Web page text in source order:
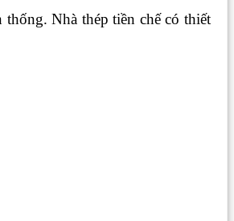
Nhà thép tiền chế có thiết